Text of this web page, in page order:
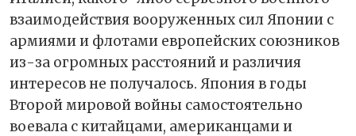
взаимодействия вооруженных сил Японии с
армиями и флотами европейских союзников
из-за огромных расстояний и различия
интересов не получалось. Япония в годы
Второй мировой войны самостоятельно
воевала с китайцами, американцами и